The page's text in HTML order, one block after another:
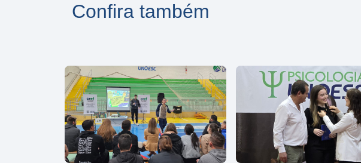
Confira também